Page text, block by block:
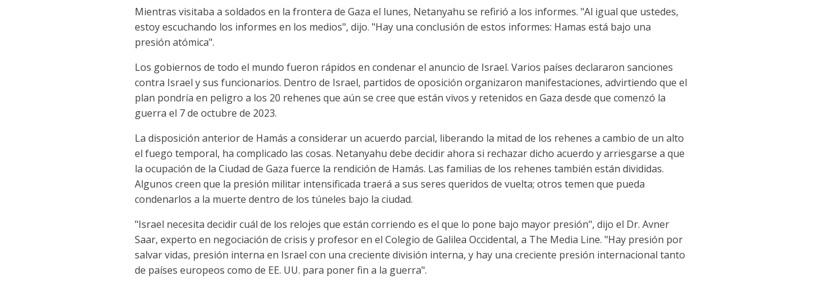
Mientras visitaba a soldados en la frontera de Gaza el lunes, Netanyahu se refirió a los informes. "Al igual que ustedes,
estoy escuchando los informes en los medios", dijo. "Hay una conclusión de estos informes: Hamas está bajo una
presión atómica".
Los gobiernos de todo el mundo fueron rápidos en condenar el anuncio de Israel. Varios países declararon sanciones
contra Israel y sus funcionarios. Dentro de Israel, partidos de oposición organizaron manifestaciones, advirtiendo que el
plan pondría en peligro a los 20 rehenes que aún se cree que están vivos y retenidos en Gaza desde que comenzó la
guerra el 7 de octubre de 2023.
La disposición anterior de Hamás a considerar un acuerdo parcial, liberando la mitad de los rehenes a cambio de un alto
el fuego temporal, ha complicado las cosas. Netanyahu debe decidir ahora si rechazar dicho acuerdo y arriesgarse a que
la ocupación de la Ciudad de Gaza fuerce la rendición de Hamás. Las familias de los rehenes también están divididas.
Algunos creen que la presión militar intensificada traerá a sus seres queridos de vuelta; otros temen que pueda
condenarlos a la muerte dentro de los túneles bajo la ciudad.
"Israel necesita decidir cuál de los relojes que están corriendo es el que lo pone bajo mayor presión", dijo el Dr. Avner
Saar, experto en negociación de crisis y profesor en el Colegio de Galilea Occidental, a The Media Line. "Hay presión por
salvar vidas, presión interna en Israel con una creciente división interna, y hay una creciente presión internacional tanto
de países europeos como de EE. UU. para poner fin a la guerra".